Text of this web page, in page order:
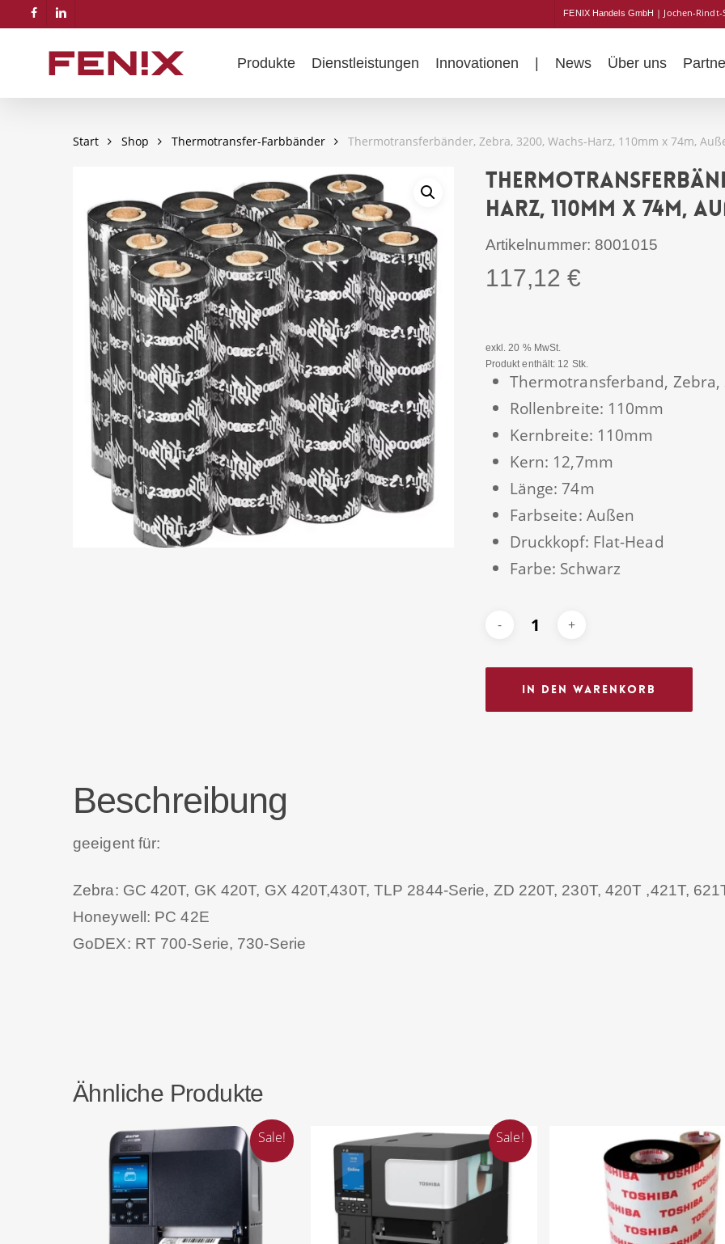
to
facebooklinkedin
FENIX Handels GmbH | Jochen-Rindt-
Produkte Dienstleistungen Innovationen | News Über uns
Start Shop Thermotransfer-Farbbänder Thermotransferbänder, Zebra, 3200, Wachs-Harz, 110mm x 74m,
Harz, 110mm x 74m,
Artikelnummer: 8001015
117,12€
exkl. 20 % MwSt.
Produkt enthält: 12 Stk.
Thermotransferband, Zebra,
Rollenbreite: 110mm
Kernbreite: 110mm
Kern: 12,7mm
Länge: 74m
Farbseite: Außen
Druckkopf: Flat-Head
Farbe: Schwarz
In Den Warenkorb
Beschreibung
geeigent für:
Zebra: GC 420T, GK 420T, GX 420T,430T, TLP 2844-Serie, ZD 220T, 230T, 420T ,421T,
Honeywell: PC 42E
GoDEX: RT 700-Serie, 730-Serie
Ähnliche Produkte
Sale! Sale!